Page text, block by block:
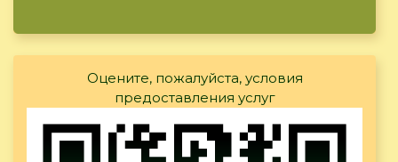
Оцените, пожалуйста, условия
предоставления услуг